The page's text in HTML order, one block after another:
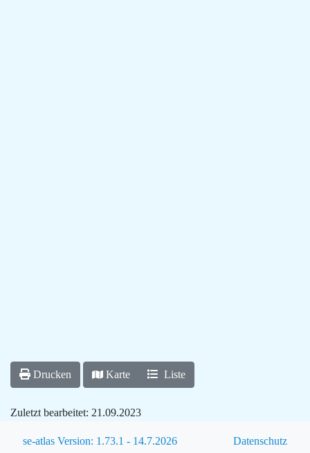
Drucken Karte Liste
Zuletzt bearbeitet: 21.09.2023
se-atlas Version: 1.73.1 - 14.7.2026 Datenschutz